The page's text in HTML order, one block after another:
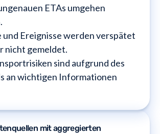
ETAs umgehen
und Ereignisse werden verspätet
nicht gemeldet.
sind aufgrund des
an wichtigen Informationen
mit aggregierten